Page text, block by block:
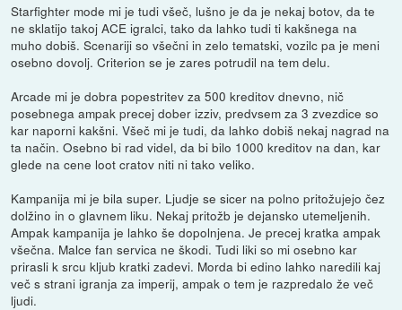
Starfighter mode mi je tudi všeč, lušno je da je nekaj botov, da te
ne sklatijo takoj ACE igralci, tako da lahko tudi ti kakšnega na
muho dobiš. Scenariji so všečni in zelo tematski, vozilc pa je meni
osebno dovolj. Criterion se je zares potrudil na tem delu.
Arcade mi je dobra popestritev za 500 kreditov dnevno, nič
posebnega ampak precej dober izziv, predvsem za 3 zvezdice so
kar naporni kakšni. Všeč mi je tudi, da lahko dobiš nekaj nagrad na
ta način. Osebno bi rad videl, da bi bilo 1000 kreditov na dan, kar
glede na cene loot cratov niti ni tako veliko.
Kampanija mi je bila super. Ljudje se sicer na polno pritožujejo čez
dolžino in o glavnem liku. Nekaj pritožb je dejansko utemeljenih.
Ampak kampanija je lahko še dopolnjena. Je precej kratka ampak
všečna. Malce fan servica ne škodi. Tudi liki so mi osebno kar
prirasli k srcu kljub kratki zadevi. Morda bi edino lahko naredili kaj
več s strani igranja za imperij, ampak o tem je razpredalo že več
ljudi.